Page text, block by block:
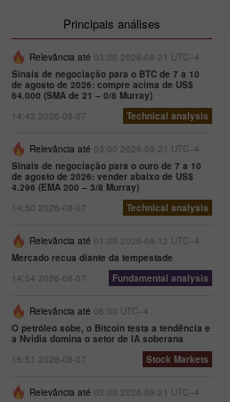
Principais análises
Relevância até 03:00 2026-08-21 UTC--4
Sinais de negociação para o BTC de 7 a 10
de agosto de 2026: compre acima de US$
64.000 (SMA de 21 – 0/8 Murray)
14:43 2026-08-07
Technical analysis
Relevância até 03:00 2026-08-21 UTC--4
Sinais de negociação para o ouro de 7 a 10
de agosto de 2026: vender abaixo de US$
4.296 (EMA 200 – 3/8 Murray)
14:50 2026-08-07
Technical analysis
Relevância até 01:00 2026-08-12 UTC--4
Mercado recua diante da tempestade
14:54 2026-08-07
Fundamental analysis
Relevância até 06:00 UTC--4
O petróleo sobe, o Bitcoin testa a tendência e
a Nvidia domina o setor de IA soberana
16:51 2026-08-07
Stock Markets
Relevância até 03:00 2026-08-21 UTC--4